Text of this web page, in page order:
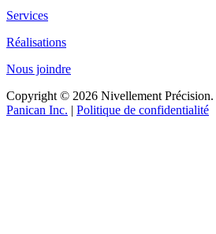
Services
Réalisations
Nous joindre
Copyright © 2026 Nivellement Précision.
Panican Inc. | Politique de confidentialité